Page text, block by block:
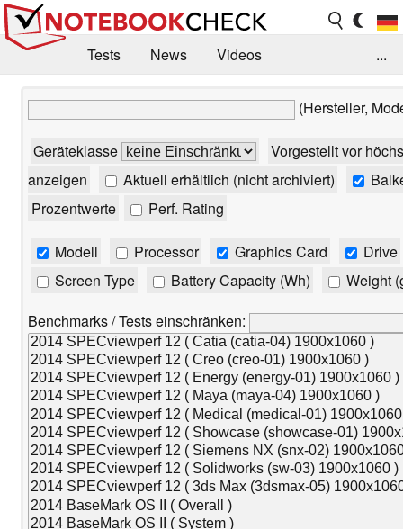
Tests News
Videos
Forum
...
(Hersteller,
Geräteklasse
Vorgestellt vor
anzeigen
Aktuell erhältlich (nicht archiviert)
Prozentwerte
Perf. Rating
Modell Processor Graphics Card
Drive
Screen Type
Battery Capacity (Wh)
Weight
Benchmarks / Tests einschränken: